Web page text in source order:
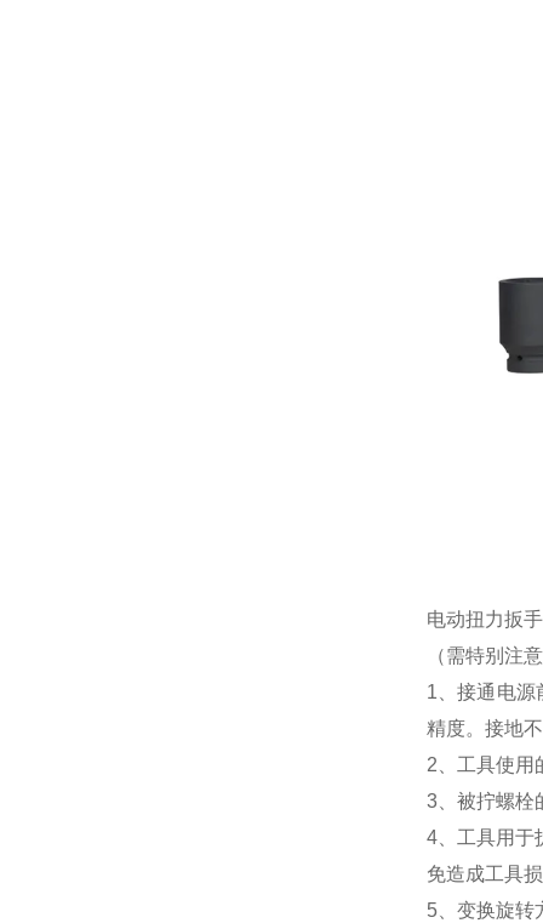
电动扭力扳手
（需特别注
1、接通电源
精度。接地
2、工具使用
3、被拧螺栓
4、工具用于
免造成工具
5、变换旋转